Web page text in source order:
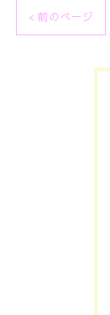
< 前のページ